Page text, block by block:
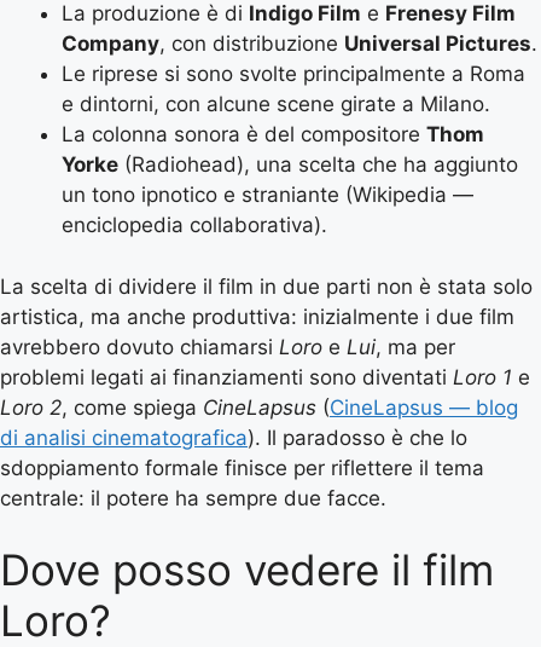
La produzione è di Indigo Film e Frenesy Film
Company, con distribuzione Universal Pictures.
Le riprese si sono svolte principalmente a Roma
e dintorni, con alcune scene girate a Milano.
La colonna sonora è del compositore Thom
Yorke (Radiohead), una scelta che ha aggiunto
un tono ipnotico e straniante (Wikipedia —
enciclopedia collaborativa).
La scelta di dividere il film in due parti non è stata solo
artistica, ma anche produttiva: inizialmente i due film
avrebbero dovuto chiamarsi Loro e Lui, ma per
problemi legati ai finanziamenti sono diventati Loro 1 e
Loro 2, come spiega CineLapsus (CineLapsus — blog
di analisi cinematografica). Il paradosso è che lo
sdoppiamento formale finisce per riflettere il tema
centrale: il potere ha sempre due facce.
Dove posso vedere il film
Loro?